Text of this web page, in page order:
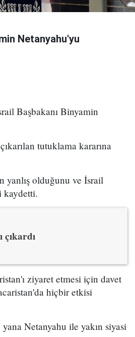
Netanyahu'yu
Başbakanı Binyamin
tutuklama kararına
yanlış olduğunu ve İsrail
kaydetti.
ziyaret etmesi için davet
hiçbir etkisi
Netanyahu ile yakın siyasi